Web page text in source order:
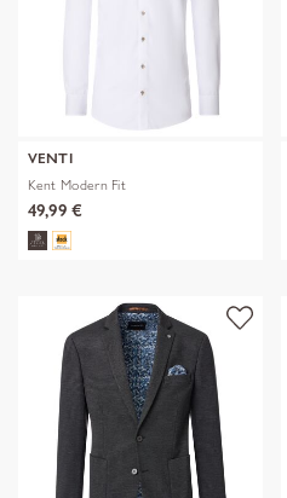
VENTI
Kent Modern Fit
49,99 €